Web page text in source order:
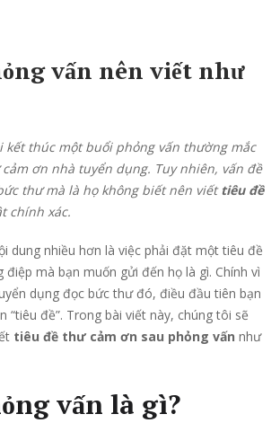
vấn nên viết như
thúc một buổi phỏng vấn thường mắc
ơn nhà tuyển dụng. Tuy nhiên, vấn đề
thư mà là họ không biết nên viếttiêu đề
chính xác.
nhiều hơn là việc phải đặt một tiêu đề
mà bạn muốn gửi đến họ là gì. Chính vì
dụng đọc bức thư đó, điều đầu tiên bạn
đề”. Trong bài viết này, chúng tôi sẽ
tiêu đề thư cảm ơn sau phỏng vấn như
vấn là gì?